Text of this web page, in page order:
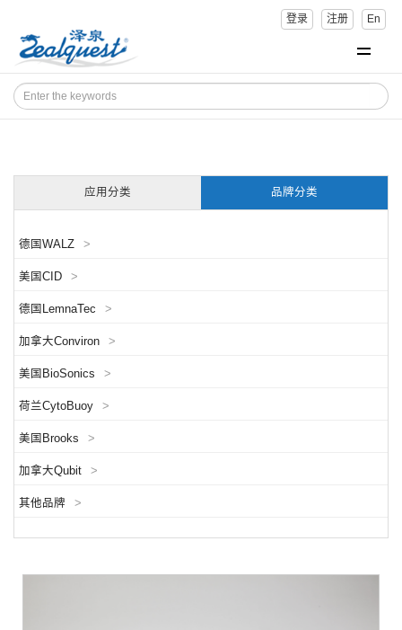
登录 注册 En
应用分类 品牌分类
德国WALZ >
美国CID >
德国LemnaTec >
加拿大Conviron >
美国BioSonics >
荷兰CytoBuoy >
美国Brooks >
加拿大Qubit >
其他品牌 >